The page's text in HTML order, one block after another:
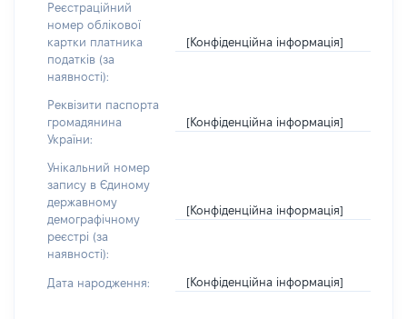
Реєстраційний
номер облікової
картки платника
податків (за
наявності):
[Конфіденційна інформація]
Реквізити паспорта
громадянина
України:
[Конфіденційна інформація]
Унікальний номер
запису в Єдиному
державному
демографічному
реєстрі (за
наявності):
[Конфіденційна інформація]
Дата народження: [Конфіденційна інформація]